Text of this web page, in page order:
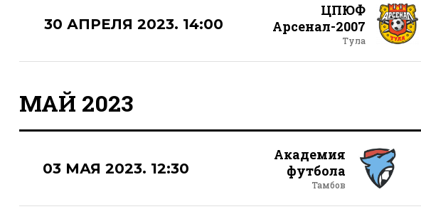
30 АПРЕЛЯ 2023. 14:00
ЦПЮФ
Арсенал-2007
Тула
МАЙ 2023
03 МАЯ 2023. 12:30
Академия
футбола
Тамбов